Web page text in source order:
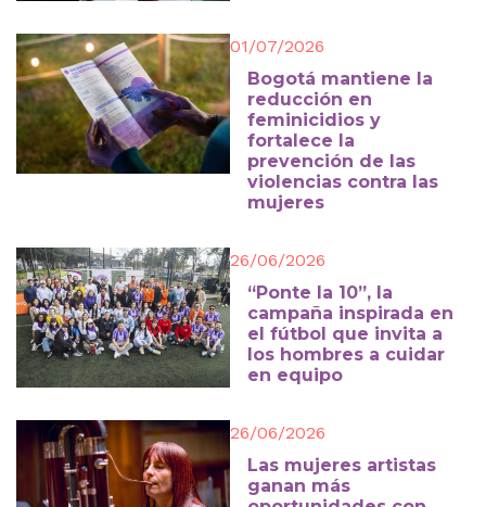
01/07/2026
Bogotá mantiene la
reducción en
feminicidios y
fortalece la
prevención de las
violencias contra las
mujeres
26/06/2026
“Ponte la 10”, la
campaña inspirada en
el fútbol que invita a
los hombres a cuidar
en equipo
26/06/2026
Las mujeres artistas
ganan más